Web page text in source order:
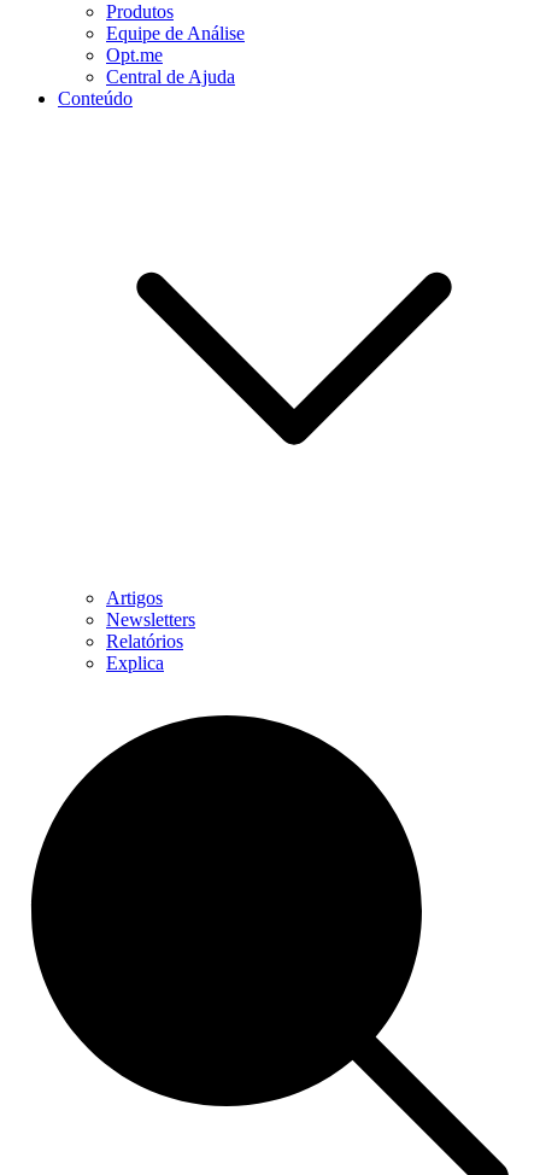
Produtos
Equipe de Análise
Opt.me
Central de Ajuda
Conteúdo
Artigos
Newsletters
Relatórios
Explica